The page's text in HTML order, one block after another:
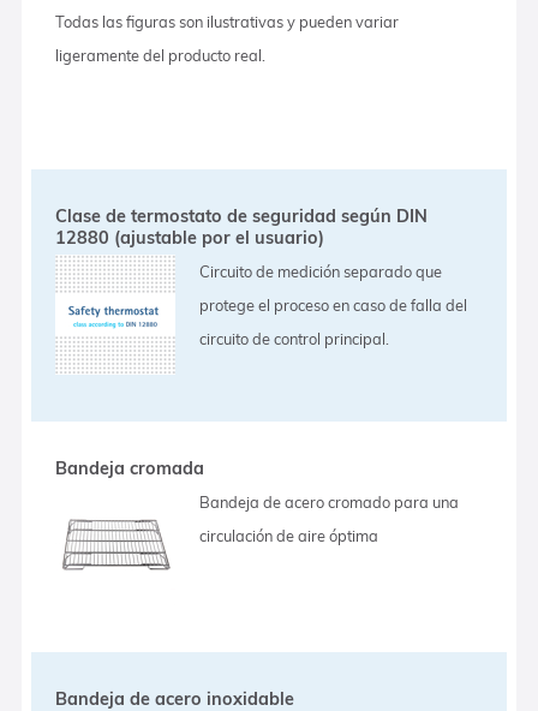
Todas las figuras son ilustrativas y pueden variar
ligeramente del producto real.
Clase de termostato de seguridad según DIN
12880 (ajustable por el usuario)
Circuito de medición separado que
protege el proceso en caso de falla del
circuito de control principal.
Bandeja cromada
Bandeja de acero cromado para una
circulación de aire óptima
Bandeja de acero inoxidable